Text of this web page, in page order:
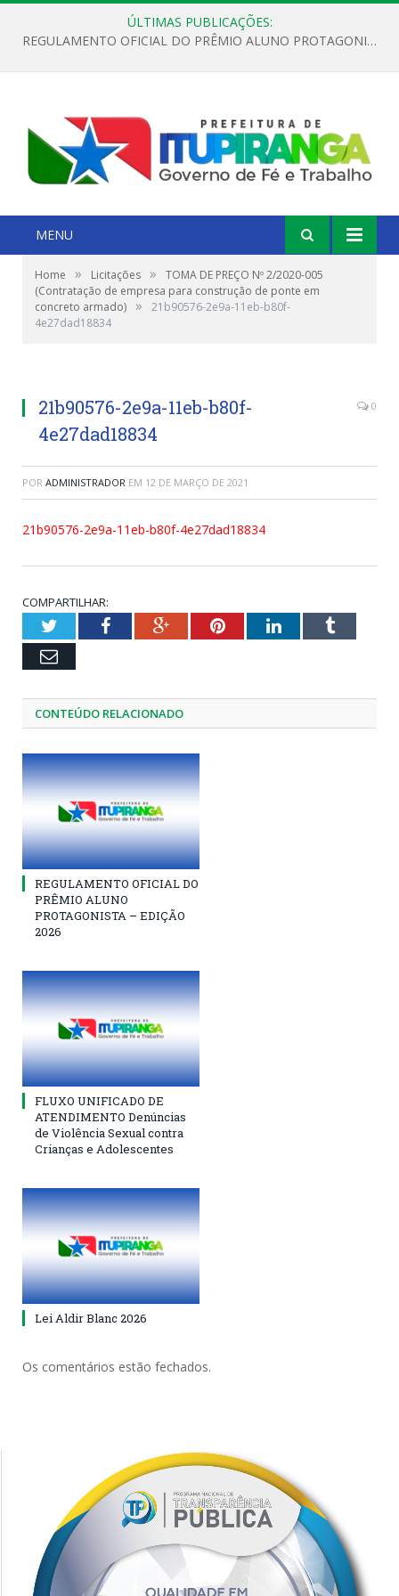
ÚLTIMAS PUBLICAÇÕES:
REGULAMENTO OFICIAL DO PRÊMIO ALUNO PROTAGONISTA – EDIÇÃO 2026
MENU
Home » Licitações »
TOMA DE PREÇO Nº 2/2020-005
(Contratação de empresa para construção de ponte em
concreto armado) »
21b90576-2e9a-11eb-b80f-
4e27dad18834
21b90576-2e9a-11eb-b80f-
4e27dad18834
0
POR ADMINISTRADOR EM 12 DE MARÇO DE 2021
21b90576-2e9a-11eb-b80f-4e27dad18834
COMPARTILHAR:
TwitterFacebookGoogle+PinterestLinkedInTumblr
Email
CONTEÚDO RELACIONADO
REGULAMENTO OFICIAL DO
PRÊMIO ALUNO
PROTAGONISTA – EDIÇÃO
2026
FLUXO UNIFICADO DE
ATENDIMENTO Denúncias
de Violência Sexual contra
Crianças e Adolescentes
Lei Aldir Blanc 2026
Os comentários estão fechados.